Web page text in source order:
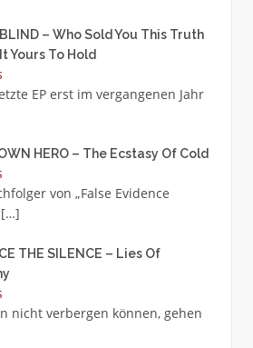
– Who Sold You This Truth
Yours To Hold
EP erst im vergangenen Jahr
HERO – The Ecstasy Of Cold
von „False Evidence
[…]
THE SILENCE – Lies Of
nicht verbergen können, gehen